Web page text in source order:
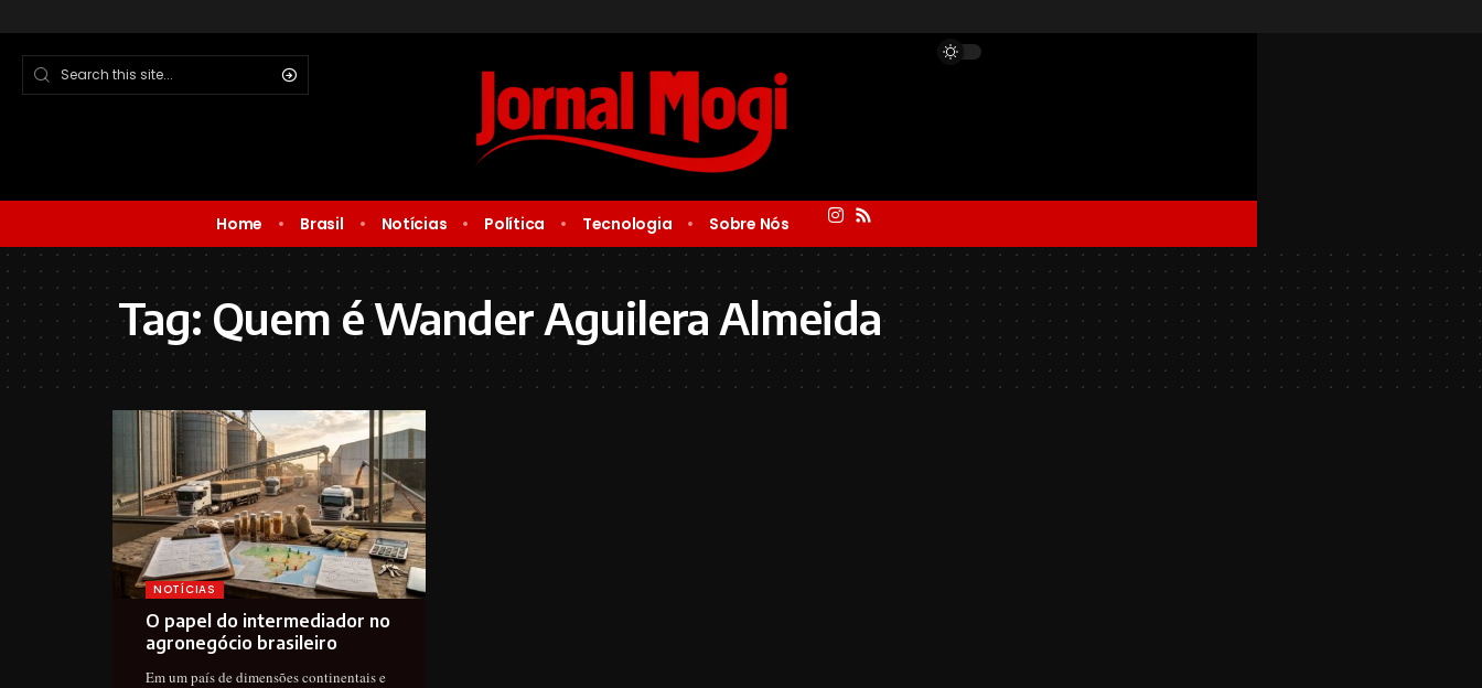
Home Brasil Notícias Política Tecnologia Sobre Nós
Tag:Quem é Wander Aguilera Almeida
NOTÍCIAS
O papel do intermediador no
agronegócio brasileiro
Em um país de dimensões continentais e